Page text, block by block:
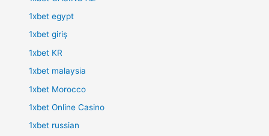
1xbet egypt
1xbet giriş
1xbet KR
1xbet malaysia
1xbet Morocco
1xbet Online Casino
1xbet russian